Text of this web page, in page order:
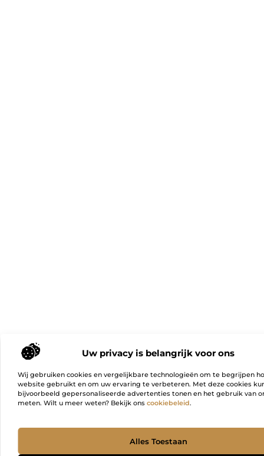
Uw privacy is belangrijk voor ons
Wij gebruiken cookies en vergelijkbare technologieën om te begrijpen
website gebruikt en om uw ervaring te verbeteren. Met deze cookies
bijvoorbeeld gepersonaliseerde advertenties tonen en het gebruik van
meten. Wilt u meer weten? Bekijk ons cookiebeleid.
Alles Toestaan